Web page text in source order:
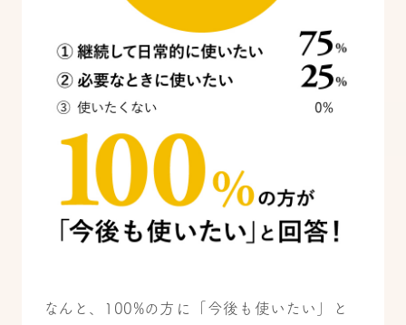
なんと、100%の方に「今後も使いたい」と